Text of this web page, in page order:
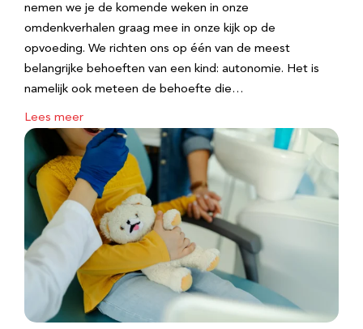
nemen we je de komende weken in onze
omdenkverhalen graag mee in onze kijk op de
opvoeding. We richten ons op één van de meest
belangrijke behoeften van een kind: autonomie. Het is
namelijk ook meteen de behoefte die…
Lees meer